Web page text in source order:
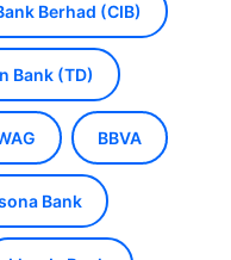
Berhad (CIB)
Bank (TD)
BBVA
Bank